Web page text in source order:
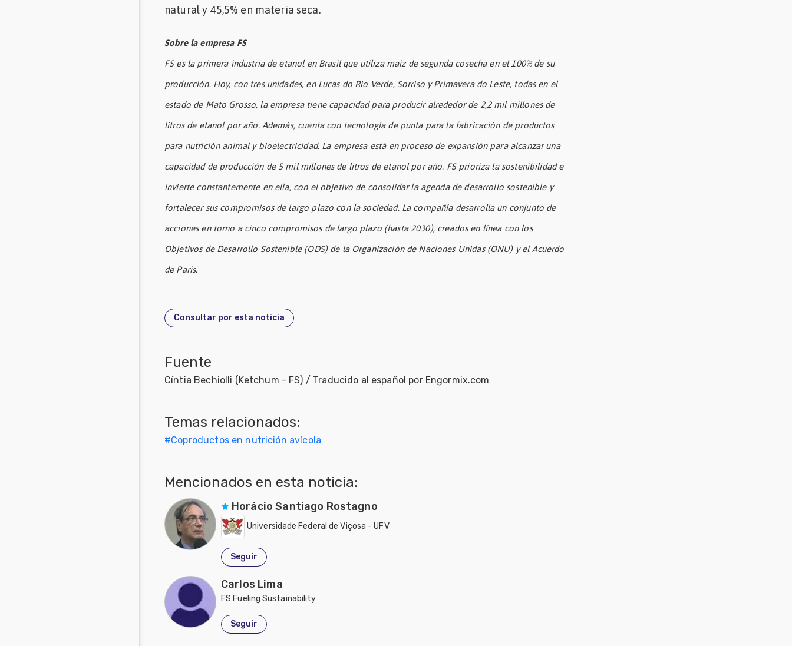
natural y 45,5% en materia seca.
Sobre la empresa FS
FS es la primera industria de etanol en Brasil que utiliza maíz de segunda cosecha en el 100% de su
producción. Hoy, con tres unidades, en Lucas do Rio Verde, Sorriso y Primavera do Leste, todas en el
estado de Mato Grosso, la empresa tiene capacidad para producir alrededor de 2,2 mil millones de
litros de etanol por año. Además, cuenta con tecnología de punta para la fabricación de productos
para nutrición animal y bioelectricidad. La empresa está en proceso de expansión para alcanzar una
capacidad de producción de 5 mil millones de litros de etanol por año. FS prioriza la sostenibilidad e
invierte constantemente en ella, con el objetivo de consolidar la agenda de desarrollo sostenible y
fortalecer sus compromisos de largo plazo con la sociedad. La compañía desarrolla un conjunto de
acciones en torno a cinco compromisos de largo plazo (hasta 2030), creados en línea con los
Objetivos de Desarrollo Sostenible (ODS) de la Organización de Naciones Unidas (ONU) y el Acuerdo
de París.
Consultar por esta noticia
Fuente
Cíntia Bechiolli (Ketchum - FS) / Traducido al español por Engormix.com
Temas relacionados:
#Coproductos en nutrición avícola
Mencionados en esta noticia:
Horácio Santiago Rostagno
Universidade Federal de Viçosa - UFV
Seguir
Carlos Lima
FS Fueling Sustainability
Seguir